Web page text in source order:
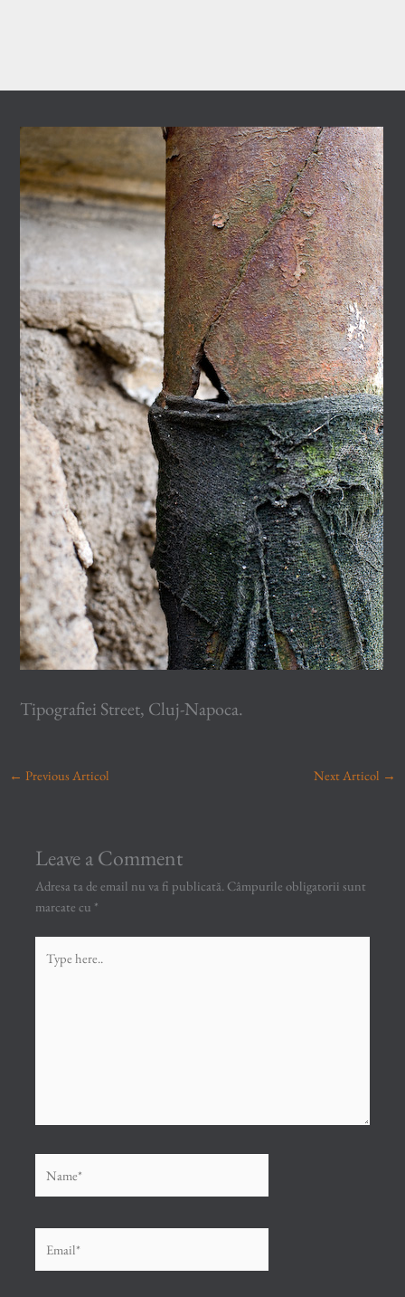
Tipografiei Street, Cluj-Napoca.
← Previous Articol Next Articol →
Leave a Comment
Adresa ta de email nu va fi publicată. Câmpurile obligatorii sunt
marcate cu *
here..